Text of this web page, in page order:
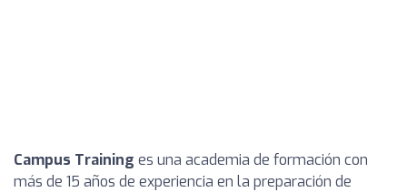
Campus Training es una academia de formación con
más de 15 años de experiencia en la preparación de